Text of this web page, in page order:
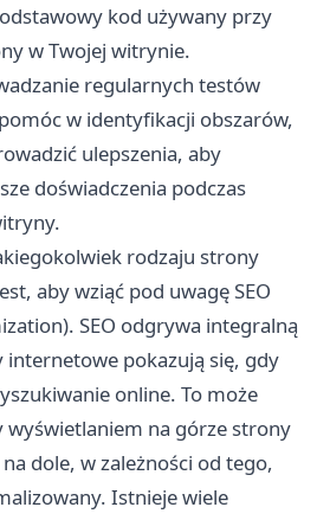
kod używany przy
w Twojej witrynie.
regularnych testów
w identyfikacji obszarów,
ulepszenia, aby
doświadczenia podczas
rodzaju strony
aby wziąć pod uwagę SEO
SEO odgrywa integralną
pokazują się, gdy
online. To może
wyświetlaniem na górze strony
dole, w zależności od tego,
Istnieje wiele